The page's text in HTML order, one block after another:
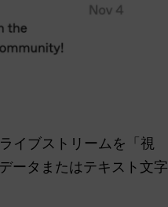
イブストリームを「視
ータまたはテキスト文字